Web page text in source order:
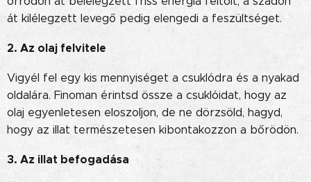
át kilélegzett levegő pedig elengedi a feszültséget.
2. Az olaj felvitele
Vigyél fel egy kis mennyiséget a csuklódra és a nyakad
oldalára. Finoman érintsd össze a csuklóidat, hogy az
olaj egyenletesen eloszoljon, de ne dörzsöld, hagyd,
hogy az illat természetesen kibontakozzon a bőrödön.
3. Az illat befogadása